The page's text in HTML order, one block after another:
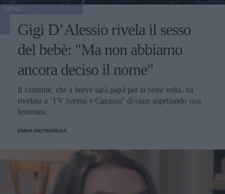
Gigi D’Alessio rivela il sesso
del bebè: "Ma non abbiamo
ancora deciso il nome"
Il cantante, che a breve sarà papà per la sesta volta, ha
rivelato a ‘TV Sorrisi e Canzoni’ di stare aspettando una
femmina.
EMMA PIETRAROSA